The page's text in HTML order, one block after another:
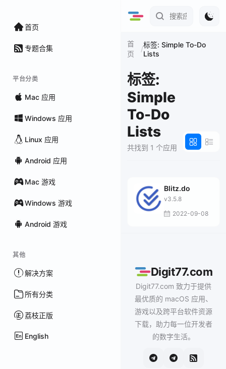
首页
专题合集
平台分类
Mac 应用
Windows 应用
Linux 应用
Android 应用
Mac 游戏
Windows 游戏
Android 游戏
其他
解决方案
所有分类
荔枝正版
English
首
页
/标签: Simple To-Do
Lists
标签:
Simple
To-Do
Lists
共找到 1 个应用
Blitz.do
v3.5.8
2022-09-08
Digit77.com
Digit77.com 致力于提供
最优质的 macOS 应用、
游戏以及跨平台软件资源
下载，助力每一位开发者
的数字生活。